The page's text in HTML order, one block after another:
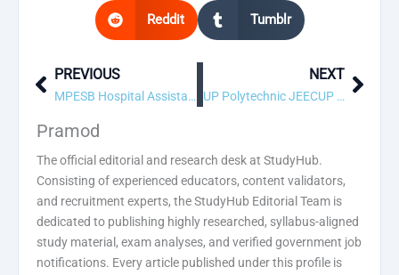
Reddit Tumblr
Prev
PREVIOUS
MPESB Hospital Assistant Answer Key 2026 – Out
NEXT
UP Polytechnic JEECUP Allotment Result 2026 – Out Next
Pramod
The official editorial and research desk at StudyHub.
Consisting of experienced educators, content validators,
and recruitment experts, the StudyHub Editorial Team is
dedicated to publishing highly researched, syllabus-aligned
study material, exam analyses, and verified government job
notifications. Every article published under this profile is